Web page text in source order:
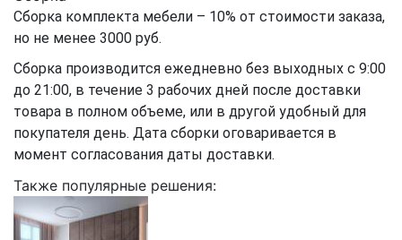
Сборка комплекта мебели – 10% от стоимости заказа,
но не менее 3000 руб.
Сборка производится ежедневно без выходных с 9:00
до 21:00, в течение 3 рабочих дней после доставки
товара в полном объеме, или в другой удобный для
покупателя день. Дата сборки оговаривается в
момент согласования даты доставки.
Также популярные решения: